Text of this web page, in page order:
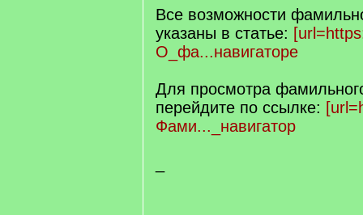
Все возможности
указаны в статье:
О_фа...навигаторе
Для просмотра
перейдите по ссылке:
Фами..._навигатор